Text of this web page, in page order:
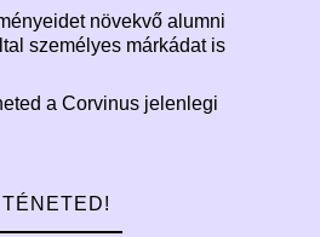
növekvő alumni
személyes márkádat is
a Corvinus jelenlegi